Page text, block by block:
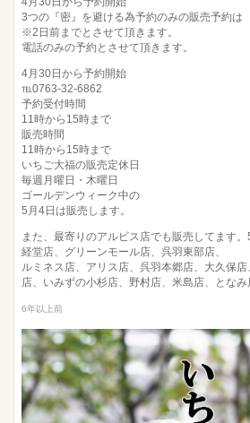
3つの『密』を避ける為予約のみの販売予約は
※2日前までとさせて頂きます。
電話のみの予約とさせて頂きます。
4月30日から予約開始
℡0763-32-6862
予約受付時間
11時から15時まで
販売時間
11時から15時まで
いちご大福の販売定休日
毎週月曜日・木曜日
ゴールデンウィーク中の
5月4日は販売します。
また、最寄りのアルビス店でも販売してます。
経堂店、グリーンモール店、呉羽東部店、
ルミネス店、アリス店、呉羽本郷店、大久保
店、いみずの小杉店、野村店、米島店、となみ
6年以上前